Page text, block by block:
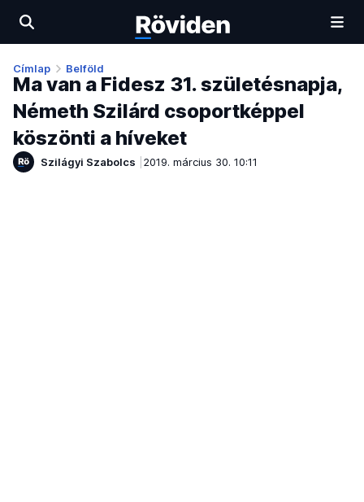
Címlap Belföld
Ma van a Fidesz 31. születésnapja,
Németh Szilárd csoportképpel
köszönti a híveket
Szilágyi Szabolcs 2019. március 30. 10:11